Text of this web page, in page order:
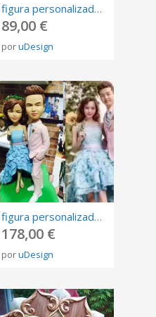
figura personalizada de fotos, 3D retrato Biscuit, muñeca de arte mini me personalizada
89,00 €
poruDesign
figura personalizada de fotos, 3D retrato Biscuit, muñeca de arte mini me personalizada
178,00 €
poruDesign